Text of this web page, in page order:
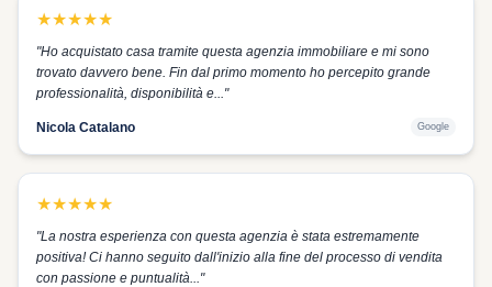
★★★★★
"Ho acquistato casa tramite questa agenzia immobiliare e mi sono
trovato davvero bene. Fin dal primo momento ho percepito grande
professionalità, disponibilità e..."
Nicola Catalano Google
★★★★★
"La nostra esperienza con questa agenzia è stata estremamente
positiva! Ci hanno seguito dall'inizio alla fine del processo di vendita
con passione e puntualità..."